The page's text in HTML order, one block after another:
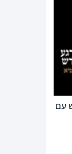
עם